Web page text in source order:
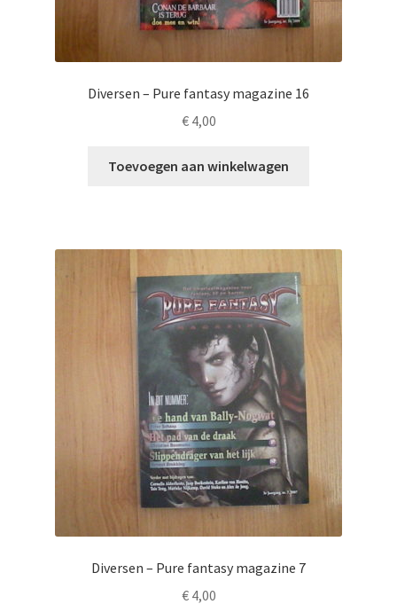
Diversen – Pure fantasy magazine 16
€4,00
Toevoegen aan winkelwagen
Diversen – Pure fantasy magazine 7
€4,00